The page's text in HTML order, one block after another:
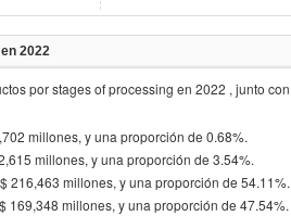
2022
por stages of processing en 2022 , junto
millones, y una proporción de 0.68%.
millones, y una proporción de 3.54%.
216,463 millones, y una proporción de 54.11%.
169,348 millones, y una proporción de 47.54%.